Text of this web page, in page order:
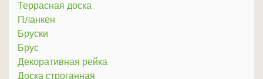
Террасная доска
Планкен
Бруски
Брус
Декоративная рейка
Доска строганная